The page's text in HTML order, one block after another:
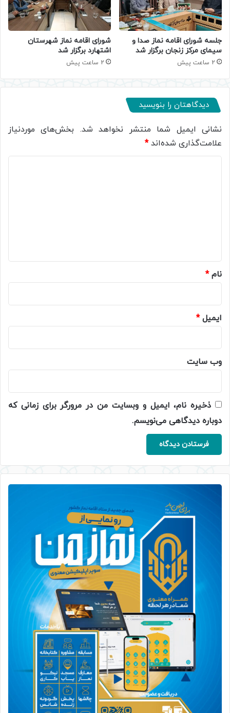
جلسه شورای اقامه نماز صدا و
سیمای مرکز زنجان برگزار شد
2 ساعت پیش
شورای اقامه نماز شهرستان
اشتهارد برگزار شد
2 ساعت پیش
دیدگاهتان را بنویسید
نشانی ایمیل شما منتشر نخواهد شد. بخش‌های موردنیاز
علامت‌گذاری شده‌اند*
نام*
ایمیل*
وب‌ سایت
ذخیره نام، ایمیل و وبسایت من در مرورگر برای زمانی که
دوباره دیدگاهی می‌نویسم.